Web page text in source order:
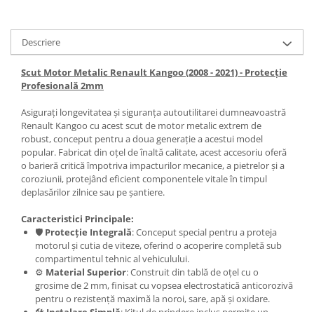
Carlige Nissan
Carlige Omoda
Carlige Opel
Carlige Plymouth
Carlige Polestar
Carlige Porsche
Carlige Renault
Carlige Skoda
Carlige SsangYong
Carlige Subaru
Carlige Suzuki
Scut motor SsangYong
Scut motor Subaru
Scut motor Suzuki
Scut motor Toyota
Scut motor Volvo
Scut motor Volvo C40
Scut motor Volvo V90
Scut motor Vw
Descriere
Scut Motor Metalic Renault Kangoo (2008 - 2021) - Protecție
Profesională 2mm
Asigurați longevitatea și siguranța autoutilitarei dumneavoastră
Renault Kangoo cu acest scut de motor metalic extrem de
robust, conceput pentru a doua generație a acestui model
popular. Fabricat din oțel de înaltă calitate, acest accesoriu oferă
o barieră critică împotriva impacturilor mecanice, a pietrelor și a
coroziunii, protejând eficient componentele vitale în timpul
deplasărilor zilnice sau pe șantiere.
Caracteristici Principale:
🛡️ Protecție Integrală: Conceput special pentru a proteja
motorul și cutia de viteze, oferind o acoperire completă sub
compartimentul tehnic al vehiculului.
⚙️ Material Superior: Construit din tablă de oțel cu o
grosime de 2 mm, finisat cu vopsea electrostatică anticorozivă
pentru o rezistență maximă la noroi, sare, apă și oxidare.